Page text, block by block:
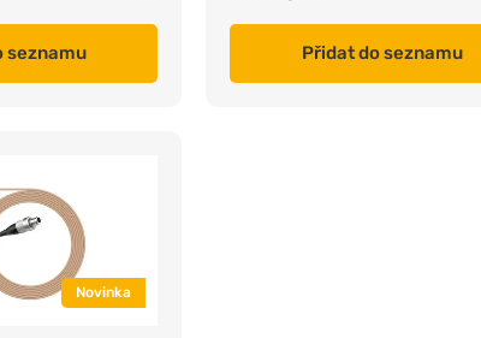
seznamu Přidat do seznamu
Novinka